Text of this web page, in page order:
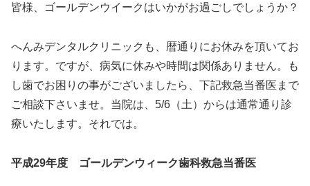
皆様、ゴールデンウイークはいかがお過ごしでしょうか？
へんみデンタルクリニックも、暦通りにお休みを頂いてお
ります。ですが、病気に休みや時間は関係ありません。も
し歯でお困りの事がございましたら、下記救急当番医まで
ご相談下さいませ。当院は、5/6（土）からは通常通り診
療いたします。それでは。
平成29年度 ゴールデンウィーク歯科救急当番医